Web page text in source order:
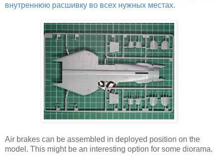
внутреннюю расшивку во всех нужных местах.
Air brakes can be assembled in deployed position on the
model. This might be an interesting option for some diorama.